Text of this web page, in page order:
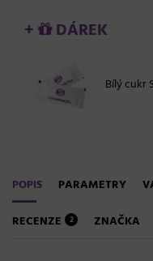
+ DÁREK
Bílý cukr
POPIS PARAMETRY
RECENZE 2 ZNAČKA